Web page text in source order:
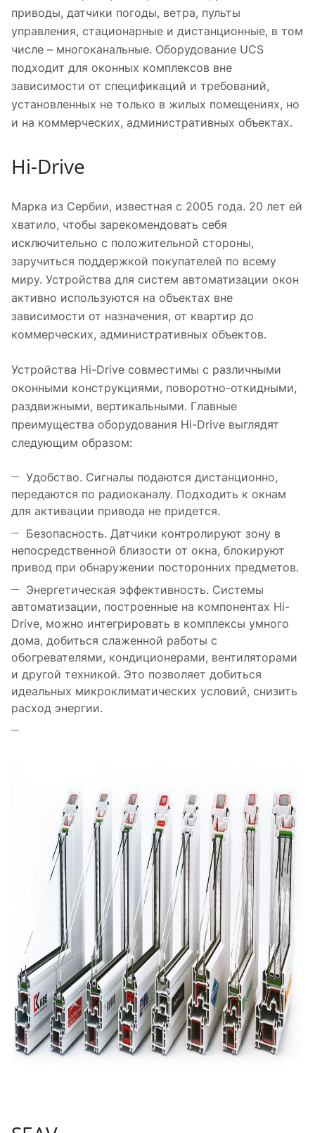
приводы, датчики погоды, ветра, пульты
управления, стационарные и дистанционные, в том
числе – многоканальные. Оборудование UCS
подходит для оконных комплексов вне
зависимости от спецификаций и требований,
установленных не только в жилых помещениях, но
и на коммерческих, административных объектах.
Hi-Drive
Марка из Сербии, известная с 2005 года. 20 лет ей
хватило, чтобы зарекомендовать себя
исключительно с положительной стороны,
заручиться поддержкой покупателей по всему
миру. Устройства для систем автоматизации окон
активно используются на объектах вне
зависимости от назначения, от квартир до
коммерческих, административных объектов.
Устройства Hi-Drive совместимы с различными
оконными конструкциями, поворотно-откидными,
раздвижными, вертикальными. Главные
преимущества оборудования Hi-Drive выглядят
следующим образом:
Удобство. Сигналы подаются дистанционно,
передаются по радиоканалу. Подходить к окнам
для активации привода не придется.
Безопасность. Датчики контролируют зону в
непосредственной близости от окна, блокируют
привод при обнаружении посторонних предметов.
Энергетическая эффективность. Системы
автоматизации, построенные на компонентах Hi-
Drive, можно интегрировать в комплексы умного
дома, добиться слаженной работы с
обогревателями, кондиционерами, вентиляторами
и другой техникой. Это позволяет добиться
идеальных микроклиматических условий, снизить
расход энергии.